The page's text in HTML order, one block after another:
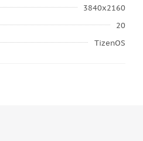
3840x2160
20
TizenOS